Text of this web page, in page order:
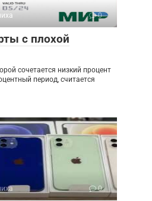
0
с плохой
сочетается низкий процент
период, считается
0